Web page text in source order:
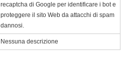
recaptcha di Google per identificare i bot e
proteggere il sito Web da attacchi di spam
dannosi.
Nessuna descrizione